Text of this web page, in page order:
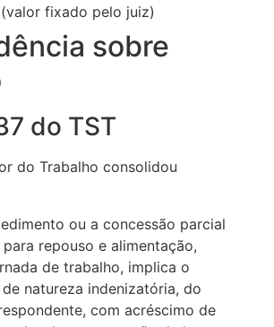
fixado pelo juiz)
sobre
do TST
do Trabalho consolidou
ou a concessão parcial
repouso e alimentação,
de trabalho, implica o
natureza indenizatória, do
com acréscimo de